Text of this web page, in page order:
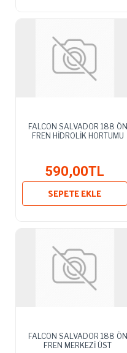
FALCON SALVADOR 188 ÖN
FREN HİDROLİK HORTUMU
590,00TL
SEPETE EKLE
FALCON SALVADOR 188 ÖN
FREN MERKEZİ ÜST